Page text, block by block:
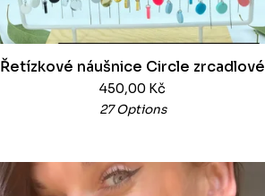
Řetízkové náušnice Circle zrcadlové
450,00 Kč
27 Options